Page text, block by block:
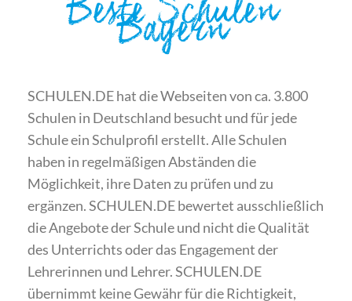
Beste Schulen
Bayern
SCHULEN.DE hat die Webseiten von ca. 3.800
Schulen in Deutschland besucht und für jede
Schule ein Schulprofil erstellt. Alle Schulen
haben in regelmäßigen Abständen die
Möglichkeit, ihre Daten zu prüfen und zu
ergänzen. SCHULEN.DE bewertet ausschließlich
die Angebote der Schule und nicht die Qualität
des Unterrichts oder das Engagement der
Lehrerinnen und Lehrer. SCHULEN.DE
übernimmt keine Gewähr für die Richtigkeit,